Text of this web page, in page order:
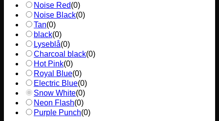
Noise Red(0)
Noise Black(0)
Tan(0)
black(0)
Lyseblå(0)
Charcoal black(0)
Hot Pink(0)
Royal Blue(0)
Electric Blue(0)
Snow White(0)
Neon Flash(0)
Purple Punch(0)